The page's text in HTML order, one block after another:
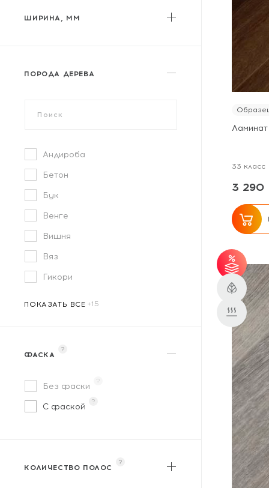
MY STEP
ШИРИНА, ММ
ПОРОДА ДЕРЕВА
Андироба
Бетон
Бук
Венге
Вишня
Вяз
Гикори
ПОКАЗАТЬ ВСЕ
ФАСКА
?
Без фаски
?
С фаской
?
КОЛИЧЕСТВО ПОЛОС
?
33 класс
3 290
от
от